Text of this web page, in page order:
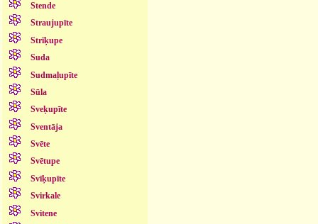
Stende
Straujupīte
Strīķupe
Suda
Sudmaļupīte
Sūla
Sveķupīte
Sventāja
Svēte
Svētupe
Svīķupīte
Svirkale
Svitene